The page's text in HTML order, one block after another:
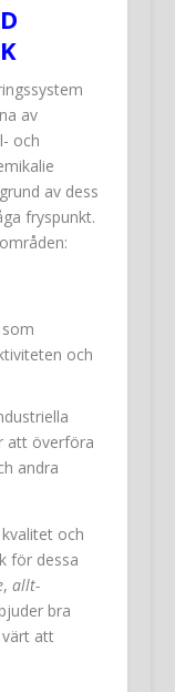
av
och
av dess
fryspunkt.
och
att överföra
andra
och
för dessa
, allt-
bra
att